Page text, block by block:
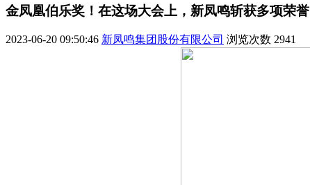
金凤凰伯乐奖！在这场大会上，新凤鸣斩获多项荣誉
2023-06-20 09:50:46 新凤鸣集团股份有限公司 浏览次数 2941